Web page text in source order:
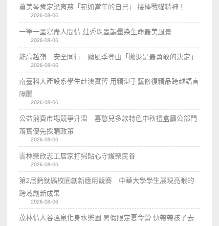
蕭美琴肯定梁育慈「宛如當年的自己」 接棒戰貓精神！
2026-08-06
一筆一墨寫盡人間情 莊秀珠墨韻暈染生命最美風景
2026-08-06
能高越嶺 安全同行 颱風季登山「撤退是最勇敢的決定」
2026-08-06
南臺科大產設系學生赴澳實習 用精湛手藝修復精品跨越語言
隔閡
2026-08-06
公益消費市場競爭升溫 喜憨兒多款特色中秋禮盒籲公部門
落實優先採購政策
2026-08-06
雲林榮欣志工居家打掃貼心守護榮民眷
2026-08-06
第2屆鈣鈦礦校園創新應用競賽 中華大學學生展現亮眼的
跨域創新成果
2026-08-06
茂林情人谷溫泉化身水樂園 暑假限定夏令營 快帶帶孩子去